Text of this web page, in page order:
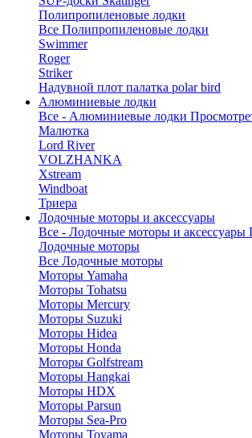
Полипропиленовые лодки
Все Полипропиленовые лодки
Swimmer
Roger
Striker
Надувной плот палатка polar bird
Алюминиевые лодки
Все - Алюминиевые лодки
Малютка
Lord River
VOLZHANKA
Xstream
Windboat
Триера
Лодочные моторы и аксессуары
Все - Лодочные моторы и аксессуары
Лодочные моторы
Все Лодочные моторы
Моторы Yamaha
Моторы Tohatsu
Моторы Mercury
Моторы Suzuki
Моторы Hidea
Моторы Honda
Моторы Golfstream
Моторы Hangkai
Моторы HDX
Моторы Parsun
Моторы Sea-Pro
Моторы Toyama